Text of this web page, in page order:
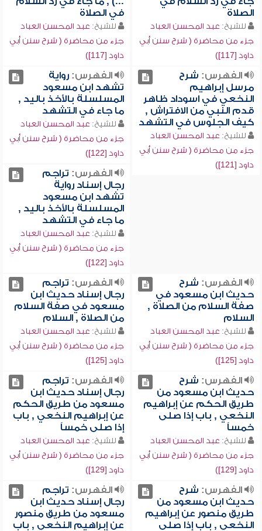
الصلاة
للشيخ: عبد المحسن العباد
جزء من محاضرة ( شرح سنن أبي
داود [117])
في الصلاة
للشيخ: عبد المحسن العباد
جزء من محاضرة ( شرح سنن أبي
داود [117])
الفهرس: شرح
مرسل إبراهيم
النخعي في اسوداد ظاهر
قدم النبي من الافتراش ,
كيف الجلوس في التشهد
للشيخ: عبد المحسن العباد
جزء من محاضرة ( شرح سنن أبي
داود [121])
الفهرس:رواية
تشهد ابن مسعود
المسلسلة بالأخذ باليد ,
ما جاء في التشهد
للشيخ: عبد المحسن العباد
جزء من محاضرة ( شرح سنن أبي
داود [122])
الفهرس: تراجم
رجال إسناد رواية
تشهد ابن مسعود
المسلسلة بالأخذ باليد ,
ما جاء في التشهد
للشيخ: عبد المحسن العباد
جزء من محاضرة ( شرح سنن أبي
داود [122])
الفهرس: شرح
حديث ابن مسعود في
صفة السلام من الصلاة ,
السلام
للشيخ: عبد المحسن العباد
جزء من محاضرة ( شرح سنن أبي
داود [125])
الفهرس: تراجم
رجال إسناد حديث ابن
مسعود في صفة السلام
من الصلاة , السلام
للشيخ: عبد المحسن العباد
جزء من محاضرة ( شرح سنن أبي
داود [125])
الفهرس: شرح
حديث ابن مسعود من
طريق الحكم عن إبراهيم
النخعي , باب إذا صلى
خمساً
للشيخ: عبد المحسن العباد
جزء من محاضرة ( شرح سنن أبي
داود [129])
الفهرس: تراجم
رجال إسناد حديث ابن
مسعود من طريق الحكم
عن إبراهيم النخعي , باب
إذا صلى خمساً
للشيخ: عبد المحسن العباد
جزء من محاضرة ( شرح سنن أبي
داود [129])
الفهرس: شرح
حديث ابن مسعود من
طريق منصور عن إبراهيم
النخعي , باب إذا صلى
الفهرس: تراجم
رجال إسناد حديث ابن
مسعود من طريق منصور
عن إبراهيم النخعي , باب